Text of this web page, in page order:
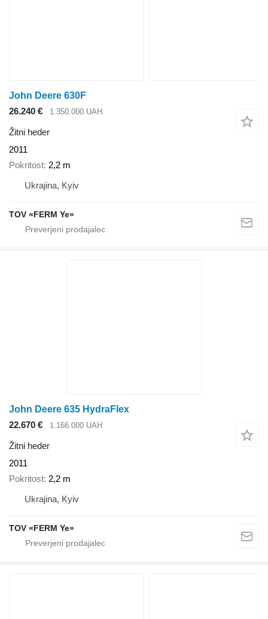
John Deere 630F
26.240 €
1.350.000 UAH
Žitni heder
2011
Pokritost 2,2 m
Ukrajina, Kyiv
TOV «FERM Ye»
John Deere 635 HydraFlex
22.670 €
1.166.000 UAH
Žitni heder
2011
Pokritost 2,2 m
Ukrajina, Kyiv
TOV «FERM Ye»